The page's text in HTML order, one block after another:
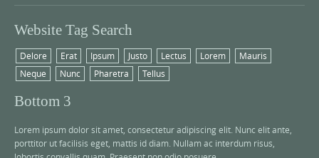
Website Tag Search
Delore Erat Ipsum Justo Lectus Lorem
Mauris
Neque
Nunc Pharetra Tellus
Bottom 3
Lorem ipsum dolor sit amet, consectetur adipiscing elit. Nunc elit ante,
porttitor ut facilisis eget, mattis id diam. Nullam ac interdum risus,